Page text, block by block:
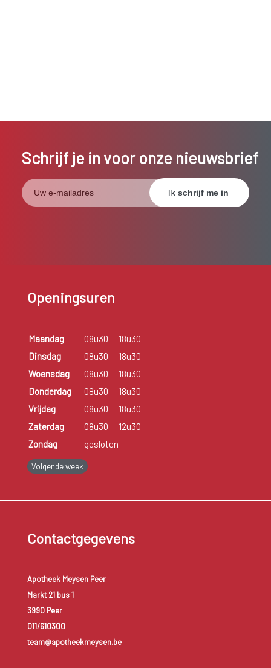
Schrijf je in voor onze nieuwsbrief
Openingsuren
Maandag 08u30
18u30
Dinsdag
08u30
18u30
Woensdag
08u30
18u30
Donderdag
08u30
18u30
Vrijdag
08u30
18u30
Zaterdag
08u30
12u30
Zondag
gesloten
Volgende week
Contactgegevens
Apotheek Meysen Peer
Markt 21 bus 1
3990 Peer
011/610300
team@apotheekmeysen.be